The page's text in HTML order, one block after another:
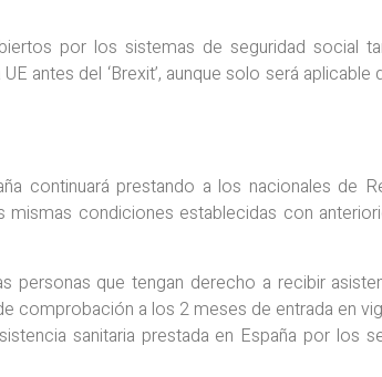
por los sistemas de seguridad social
antes del ‘Brexit’, aunque solo será
continuará prestando a los nacionales de
condiciones establecidas con
personas que tengan derecho a recibir
comprobación a los 2 meses de entrada en
sanitaria prestada en España por los